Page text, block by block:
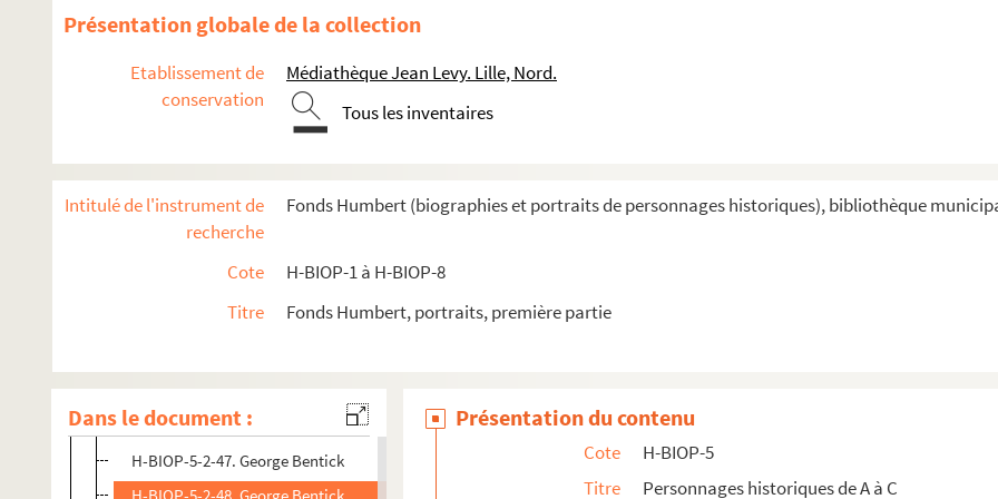
Présentation globale de la collection
Etablissement de
conservation
Médiathèque Jean Levy. Lille, Nord.
Tous les inventaires
Intitulé de l'instrument de
recherche
Fonds Humbert (biographies et portraits de personnages historiques), bibliothèque
Cote
H-BIOP-1 à H-BIOP-8
Titre
Fonds Humbert, portraits, première partie
Dans le document :
H-BIOP-5-2-34. Le maréchal Bazaine
H-BIOP-5-2-36. Le général Beauvais
H-BIOP-5-2-37. Le général Beauvais
H-BIOP-5-2-39. Le colonel Belbèze
H-BIOP-5-2-40. Gabriel de Belcastel
H-BIOP-5-2-43. Belliard
H-BIOP-5-2-45. Le vicomte de Belize
H-BIOP-5-2-46. Le général Bem
H-BIOP-5-2-47. George Bentick
Présentation du contenu
Cote
H-BIOP-5
Titre
Personnages historiques de A à C